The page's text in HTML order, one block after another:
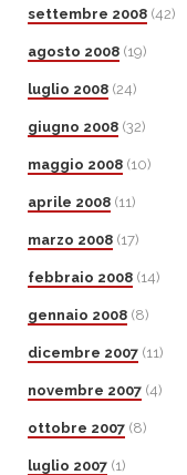
settembre 2008 (42)
agosto 2008 (19)
luglio 2008 (24)
giugno 2008 (32)
maggio 2008 (10)
aprile 2008 (11)
marzo 2008 (17)
febbraio 2008 (14)
gennaio 2008 (8)
dicembre 2007 (11)
novembre 2007 (4)
ottobre 2007 (8)
luglio 2007 (1)